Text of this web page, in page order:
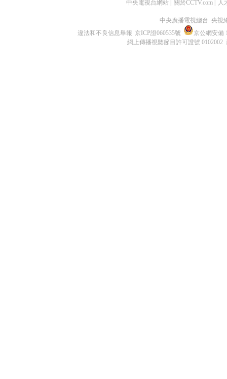
中央電視台網站 關於CCTV.com 人
中央廣播電視總台 央視
違法和不良信息舉報 京ICP證060535號
京公網安備
網上傳播視聽節目許可證號 0102002